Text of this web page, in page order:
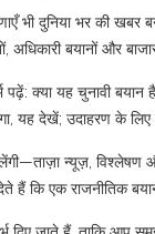
भी दुनिया भर
अधिकारी बयानों और
क्या यह चुनावी
यह देखें; उदाहरण के
न्यूज़,
हैं कि एक राजनीतिक